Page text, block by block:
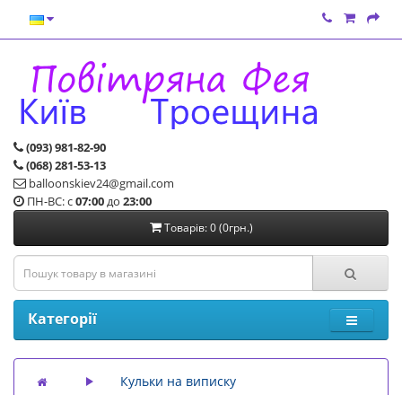
(093) 981-82-90
(068) 281-53-13
balloonskiev24@gmail.com
ПН-ВС: с07:00до 23:00
Товарів: 0 (0грн.)
Категорії
Кульки на виписку